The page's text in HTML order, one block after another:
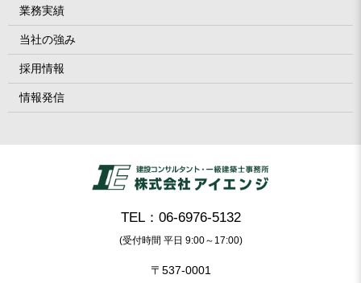
業務実績
当社の強み
採用情報
情報発信
TEL：06-6976-5132
(受付時間 平日 9:00～17:00)
〒537-0001